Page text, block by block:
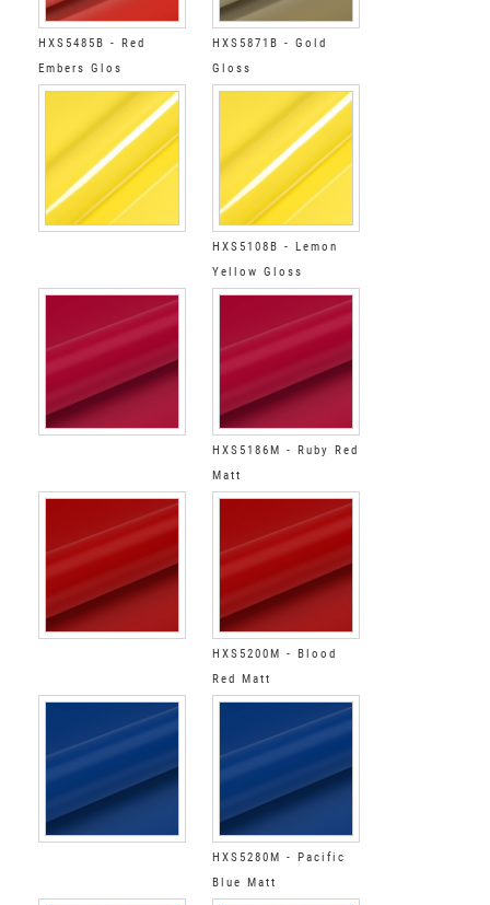
HXS5485B - Red
Embers Glos
HXS5871B - Gold
Gloss
HXS5108B - Lemon
Yellow Gloss
HXS5186M - Ruby Red
Matt
HXS5200M - Blood
Red Matt
HXS5280M - Pacific
Blue Matt